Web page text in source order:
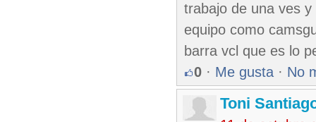
trabajo de una ves
equipo como
barra vcl que es lo
0 · Me gusta · No
Toni